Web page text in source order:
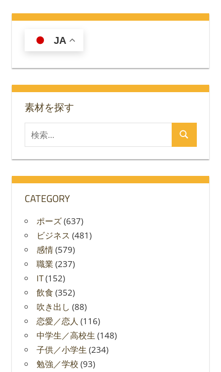
JA
素材を探す
対
検
CATEGORY
ポーズ(637)
ビジネス (481)
感情(579)
職業 (237)
IT(152)
飲食 (352)
吹き出し (88)
恋愛／恋人 (116)
中学生／高校生 (148)
子供／小学生 (234)
勉強／学校 (93)